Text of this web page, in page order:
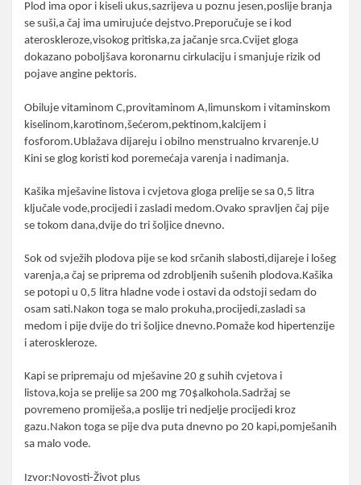
Plod ima opor i kiseli ukus,sazrijeva u poznu jesen,poslije branja
se suši,a čaj ima umirujuće dejstvo.Preporučuje se i kod
ateroskleroze,visokog pritiska,za jačanje srca.Cvijet gloga
dokazano poboljšava koronarnu cirkulaciju i smanjuje rizik od
pojave angine pektoris.
Obiluje vitaminom C,provitaminom A,limunskom i vitaminskom
kiselinom,karotinom,šećerom,pektinom,kalcijem i
fosforom.Ublažava dijareju i obilno menstrualno krvarenje.U
Kini se glog koristi kod poremećaja varenja i nadimanja.
Kašika mješavine listova i cvjetova gloga prelije se sa 0,5 litra
ključale vode,procijedi i zasladi medom.Ovako spravljen čaj pije
se tokom dana,dvije do tri šoljice dnevno.
Sok od svježih plodova pije se kod srčanih slabosti,dijareje i lošeg
varenja,a čaj se priprema od zdrobljenih sušenih plodova.Kašika
se potopi u 0,5 litra hladne vode i ostavi da odstoji sedam do
osam sati.Nakon toga se malo prokuha,procijedi,zasladi sa
medom i pije dvije do tri šoljice dnevno.Pomaže kod hipertenzije
i ateroskleroze.
Kapi se pripremaju od mješavine 20 g suhih cvjetova i
listova,koja se prelije sa 200 mg 70$alkohola.Sadržaj se
povremeno promiješa,a poslije tri nedjelje procijedi kroz
gazu.Nakon toga se pije dva puta dnevno po 20 kapi,pomješanih
sa malo vode.
Izvor:Novosti-Život plus